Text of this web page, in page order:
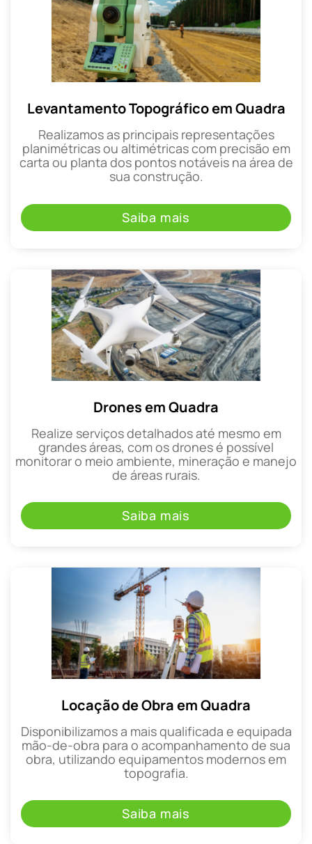
Levantamento Topográfico em Quadra
Realizamos as principais representações
planimétricas ou altimétricas com precisão em
carta ou planta dos pontos notáveis na área de
sua construção.
Saiba mais
Drones em Quadra
Realize serviços detalhados até mesmo em
grandes áreas, com os drones é possível
monitorar o meio ambiente, mineração e manejo
de áreas rurais.
Saiba mais
Locação de Obra em Quadra
Disponibilizamos a mais qualificada e equipada
mão-de-obra para o acompanhamento de sua
obra, utilizando equipamentos modernos em
topografia.
Saiba mais